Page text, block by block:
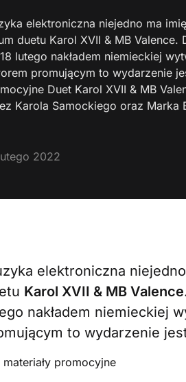
elektroniczna niejedno ma
duetu Karol XVII & MB Valence.
lutego nakładem niemieckiej
promującym to wydarzenie
Duet Karol XVII & MB
Karola Samockiego oraz
2022
elektroniczna
Karol XVII & MB Valence
nakładem niemieckiej
to wydarzenie
promocyjne